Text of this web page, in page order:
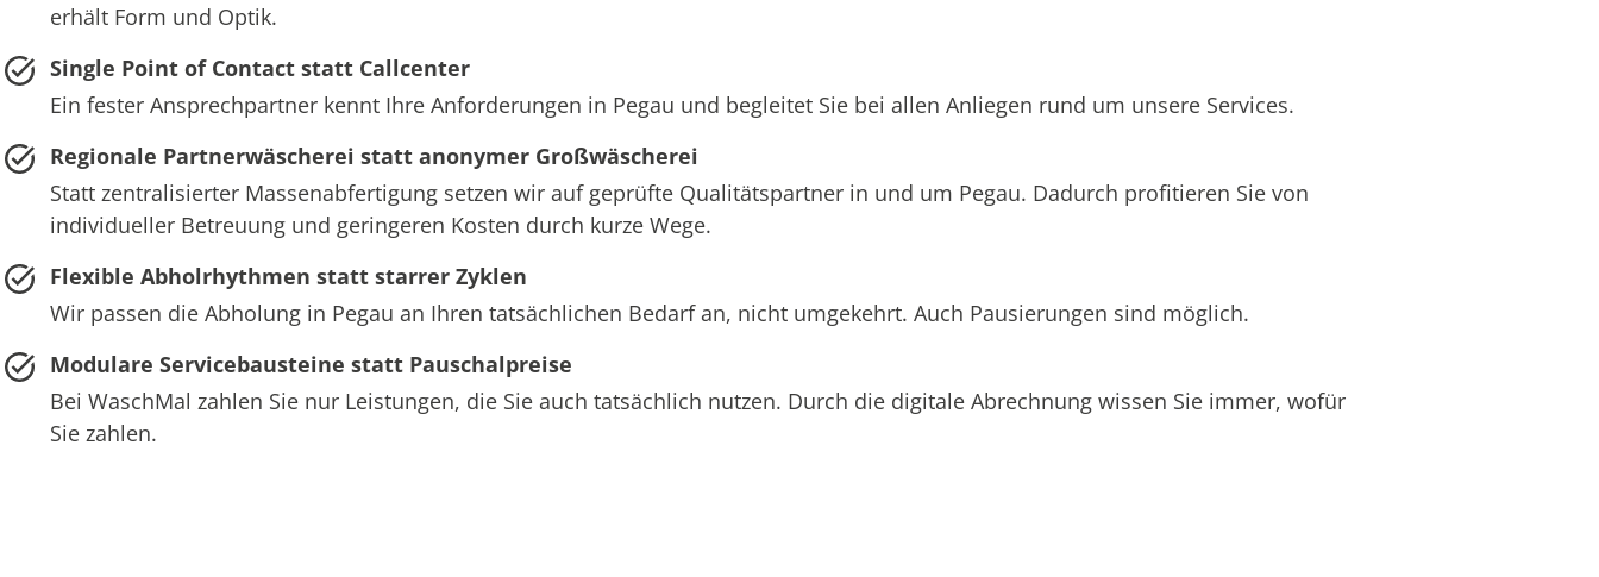
erhält Form und Optik.
Single Point of Contact statt Callcenter
Ein fester Ansprechpartner kennt Ihre Anforderungen in Pegau und begleitet Sie bei allen Anliegen rund um unsere Services.
Regionale Partnerwäscherei statt anonymer Großwäscherei
Statt zentralisierter Massenabfertigung setzen wir auf geprüfte Qualitätspartner in und um Pegau. Dadurch profitieren Sie von
individueller Betreuung und geringeren Kosten durch kurze Wege.
Flexible Abholrhythmen statt starrer Zyklen
Wir passen die Abholung in Pegau an Ihren tatsächlichen Bedarf an, nicht umgekehrt. Auch Pausierungen sind möglich.
Modulare Servicebausteine statt Pauschalpreise
Bei WaschMal zahlen Sie nur Leistungen, die Sie auch tatsächlich nutzen. Durch die digitale Abrechnung wissen Sie immer, wofür
Sie zahlen.